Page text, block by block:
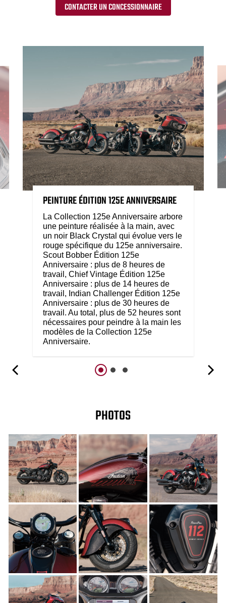
CONTACTER UN CONCESSIONNAIRE
PEINTURE ÉDITION 125E ANNIVERSAIRE
La Collection 125e Anniversaire arbore
une peinture réalisée à la main, avec
un noir Black Crystal qui évolue vers le
rouge spécifique du 125e anniversaire.
Scout Bobber Édition 125e
Anniversaire : plus de 8 heures de
travail, Chief Vintage Édition 125e
Anniversaire : plus de 14 heures de
travail, Indian Challenger Édition 125e
Anniversaire : plus de 30 heures de
travail. Au total, plus de 52 heures sont
nécessaires pour peindre à la main les
modèles de la Collection 125e
Anniversaire.
PHOTOS